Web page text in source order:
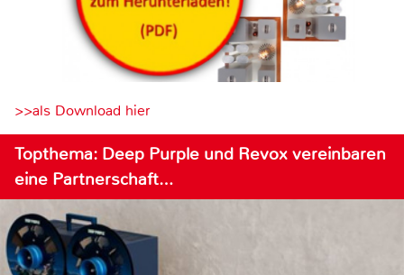
>>als Download hier
Topthema: Deep Purple und Revox vereinbaren
eine Partnerschaft…